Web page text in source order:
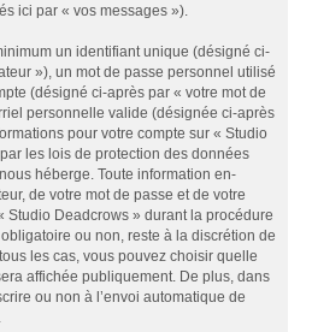
ici par « vos messages »).
un identifiant unique (désigné ci-
»), un mot de passe personnel utilisé
(désigné ci-après par « votre mot de
personnelle valide (désignée ci-après
pour votre compte sur « Studio
les lois de protection des données
héberge. Toute information en-
de votre mot de passe et de votre
Studio Deadcrows » durant la procédure
ou non, reste à la discrétion de
les cas, vous pouvez choisir quelle
affichée publiquement. De plus, dans
ou non à l’envoi automatique de